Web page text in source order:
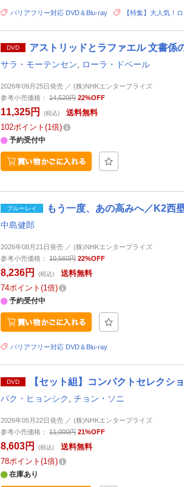
バリアフリー対応 DVD＆Blu-ray 【特集】大人気！
DVD アストリッドとラファエル 文書係
サラ・モーテンセン ローラ・ドベール
2026年09月25日発売 ／ (株)NHKエンタープライズ
参考小売価格：
14,520円 22%OFF
11,325円 (税込)
送料無料
102ポイント 1倍
予約受付中
ブルーレイ もう一度、あの高みへ／K2西
中島健郎
2026年08月21日発売 ／ (株)NHKエンタープライズ
参考小売価格：
10,560円 22%OFF
8,236円 (税込)
送料無料
74ポイント 1倍
予約受付中
バリアフリー対応 DVD＆Blu-ray
DVD 【セット組】コンパクトセレクシ
パク・ヒョンシク チョン・ソニ
2026年05月22日発売 ／ (株)NHKエンタープライズ
参考小売価格：
11,000円 21%OFF
8,603円 (税込)
送料無料
78ポイント 1倍
在庫あり